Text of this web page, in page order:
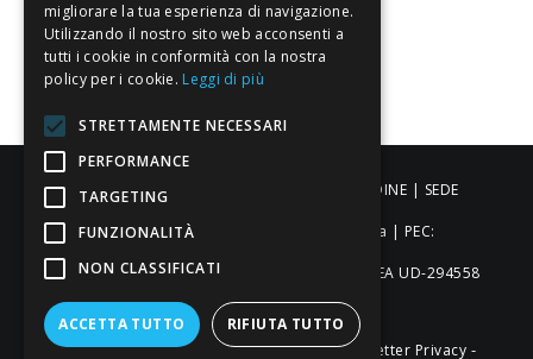
Pagamenti sicuri
Credits-Privacy & Cookie Policy-Newsletter Privacy -
ALDIGIÙ S.R.L. | Via Cortazzis 15 33100 - UDINE | SEDE
OPERATIVA: Via del Progresso 3 - Padova | PEC:
aldigiusrl@pec.it | C.F. e P.IVA 02873920306 REA UD-294558
Capitale sociale: € 27.086,97
migliorare la tua esperienza di navigazione.
Utilizzando il nostro sito web acconsenti a
tutti i cookie in conformità con la nostra
policy per i cookie. Leggi di più
STRETTAMENTE NECESSARI
PERFORMANCE
TARGETING
FUNZIONALITÀ
NON CLASSIFICATI
ACCETTA TUTTO RIFIUTA TUTTO